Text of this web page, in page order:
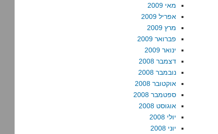
מאי 2009
אפריל 2009
מרץ 2009
פברואר 2009
ינואר 2009
דצמבר 2008
נובמבר 2008
אוקטובר 2008
ספטמבר 2008
אוגוסט 2008
יולי 2008
יוני 2008